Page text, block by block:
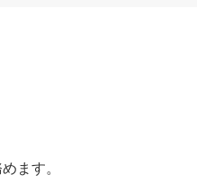
ます。